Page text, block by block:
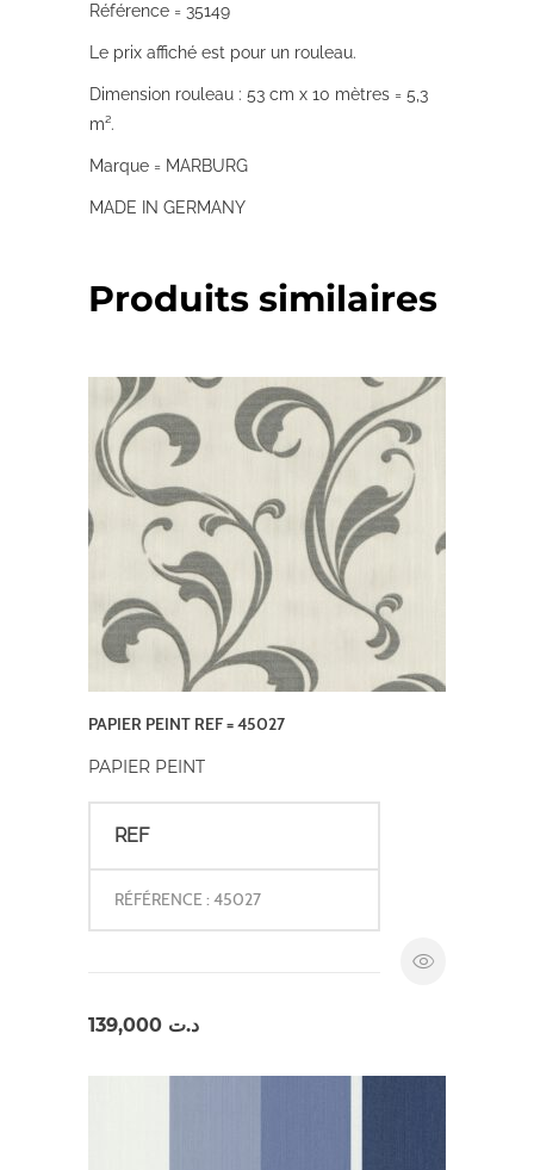
Référence = 35149
Le prix affiché est pour un rouleau.
Dimension rouleau : 53 cm x 10 mètres = 5,3
m².
Marque = MARBURG
MADE IN GERMANY
Produits similaires
PAPIER PEINT REF = 45027
PAPIER PEINT
REF
RÉFÉRENCE : 45027
د.ت